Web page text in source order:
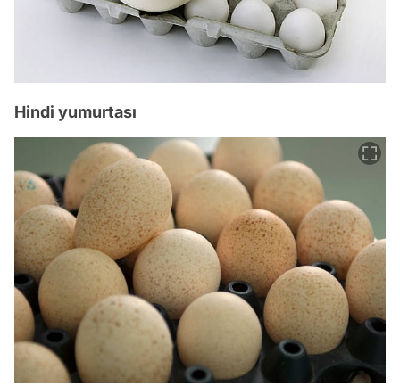
Hindi yumurtası